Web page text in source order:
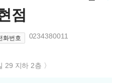
점
화번호 0234380011
29 지하 2층 〉